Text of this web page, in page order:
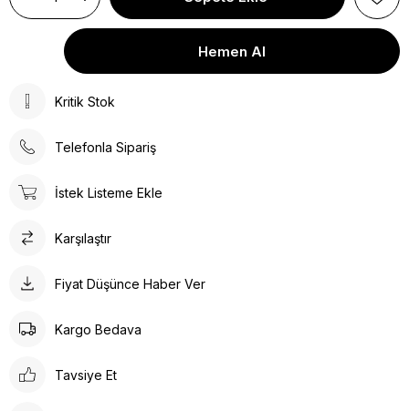
Kritik Stok
Telefonla Sipariş
İstek Listeme Ekle
Karşılaştır
Fiyat Düşünce Haber Ver
Kargo Bedava
Tavsiye Et